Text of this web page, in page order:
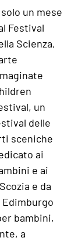
solo un mese
Festival
Scienza,
un
delle
sceniche
ai
e ai
e da
bambini,
a